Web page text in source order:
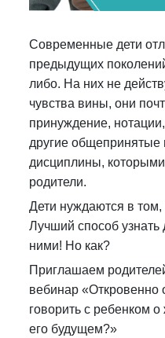
Современные дети
предыдущих
либо. На них не
чувства вины, они
принуждение,
другие общепринятые
дисциплины,
родители.
Дети нуждаются в
Лучший способ узнать
ними! Но как?
Приглашаем
вебинар «Откровенно
говорить с ребенком
его будущем?»